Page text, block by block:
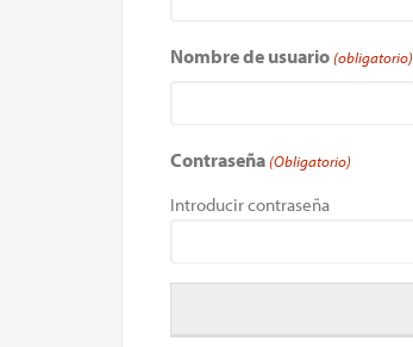
Nombre de usuario (obligatorio)
Contraseña (Obligatorio)
Introducir contraseña